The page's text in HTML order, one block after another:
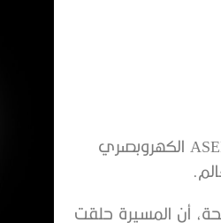
أجرت مُسيرة “بيراقدر تي بي 3” التركية بنجاح أول اختبار طيران مع نظام ASELFLIR-500 الكهروبصري
المصنعة للطائرة المسيرة “بيراقدر تي بي 3” المسلحة، أن المسيرة حلقت